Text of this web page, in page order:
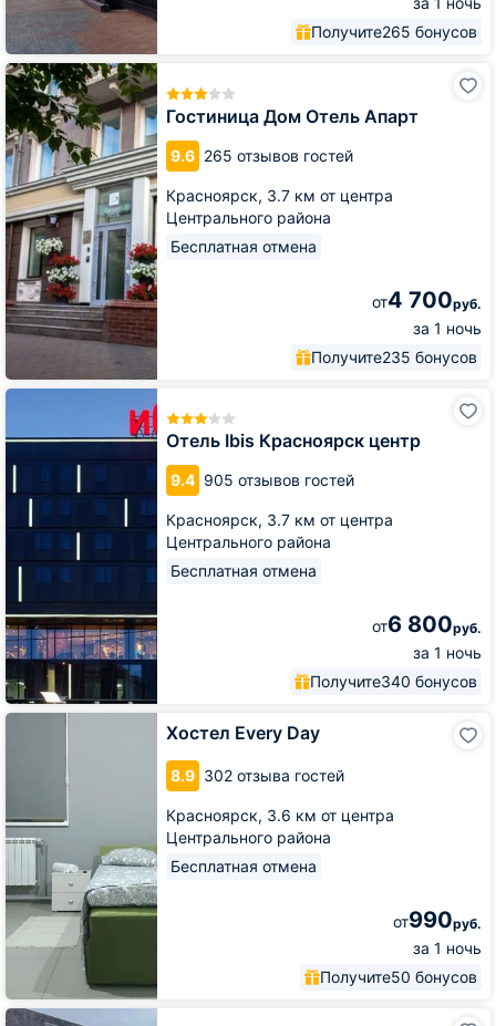
Получите265 бонусов
Гостиница Дом Отель Апарт
9.6 265 отзывов гостей
Красноярск, 3.7 км от центра
Центрального района
Бесплатная отмена
от4 700руб.
за 1 ночь
Получите235 бонусов
Гостиница
Дом
Отель
Апарт
Отель Ibis Красноярск центр
9.4 905 отзывов гостей
Красноярск, 3.7 км от центра
Центрального района
Бесплатная отмена
от6 800руб.
за 1 ночь
Получите340 бонусов
Отель
Красноярск
Хостел Every Day
8.9 302 отзыва гостей
Красноярск, 3.6 км от центра
Центрального района
Бесплатная отмена
от990руб.
за 1 ночь
Получите50 бонусов
Хостел
Отель